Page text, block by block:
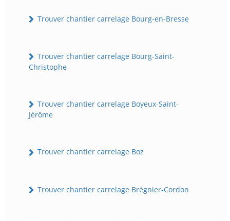
Trouver chantier carrelage Bourg-en-Bresse
Trouver chantier carrelage Bourg-Saint-
Christophe
Trouver chantier carrelage Boyeux-Saint-
Jérôme
Trouver chantier carrelage Boz
Trouver chantier carrelage Brégnier-Cordon